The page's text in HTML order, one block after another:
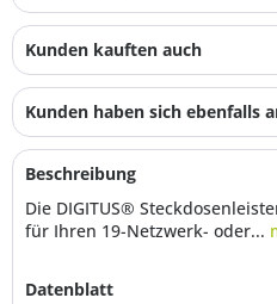
Kunden kauften auch
Kunden haben sich ebenfalls
Beschreibung
Die DIGITUS®
für Ihren 19-Netzwerk- oder...
Datenblatt